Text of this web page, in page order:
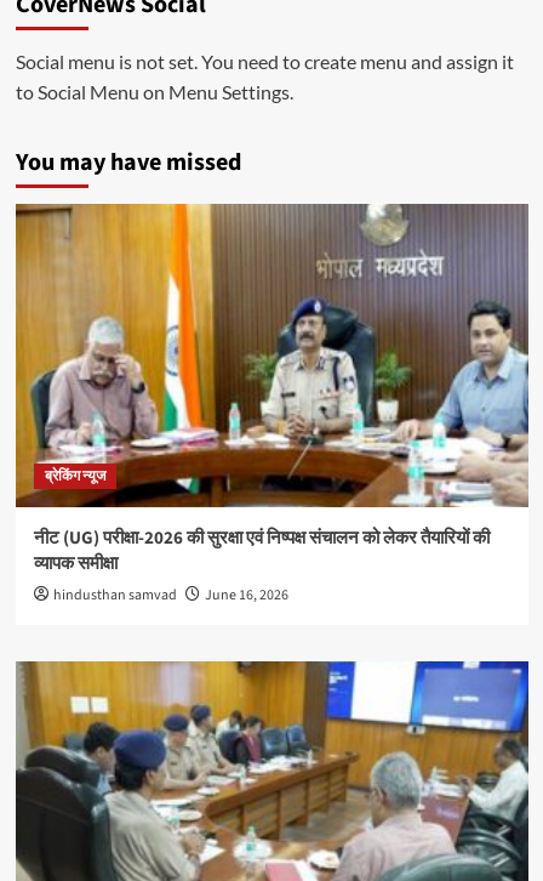
Social menu is not set. You need to create menu and assign it
to Social Menu on Menu Settings.
You may have missed
ब्रेकिंग न्यूज
नीट (UG) परीक्षा-2026 की सुरक्षा एवं निष्पक्ष संचालन को लेकर तैयारियों की
व्यापक समीक्षा
hindusthan samvad June 16, 2026